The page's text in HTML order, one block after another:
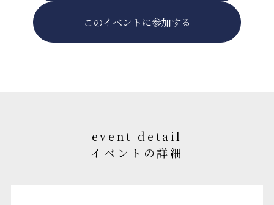
このイベントに参加する
event detail
イベントの詳細